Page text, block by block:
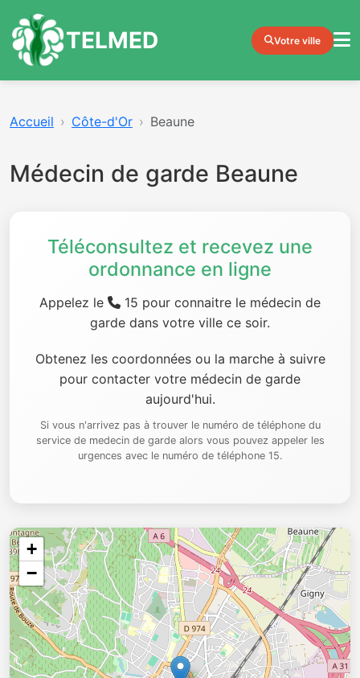
TELMED Votre ville
Accueil Côte-d'Or Beaune
Médecin de garde Beaune
Téléconsultez et recevez une
ordonnance en ligne
Appelez le
15 pour connaitre le médecin de
garde dans votre ville ce soir.
Obtenez les coordonnées ou la marche à suivre
pour contacter votre médecin de garde
aujourd'hui.
Si vous n'arrivez pas à trouver le numéro de téléphone du
service de medecin de garde alors vous pouvez appeler les
urgences avec le numéro de téléphone 15.
+
−